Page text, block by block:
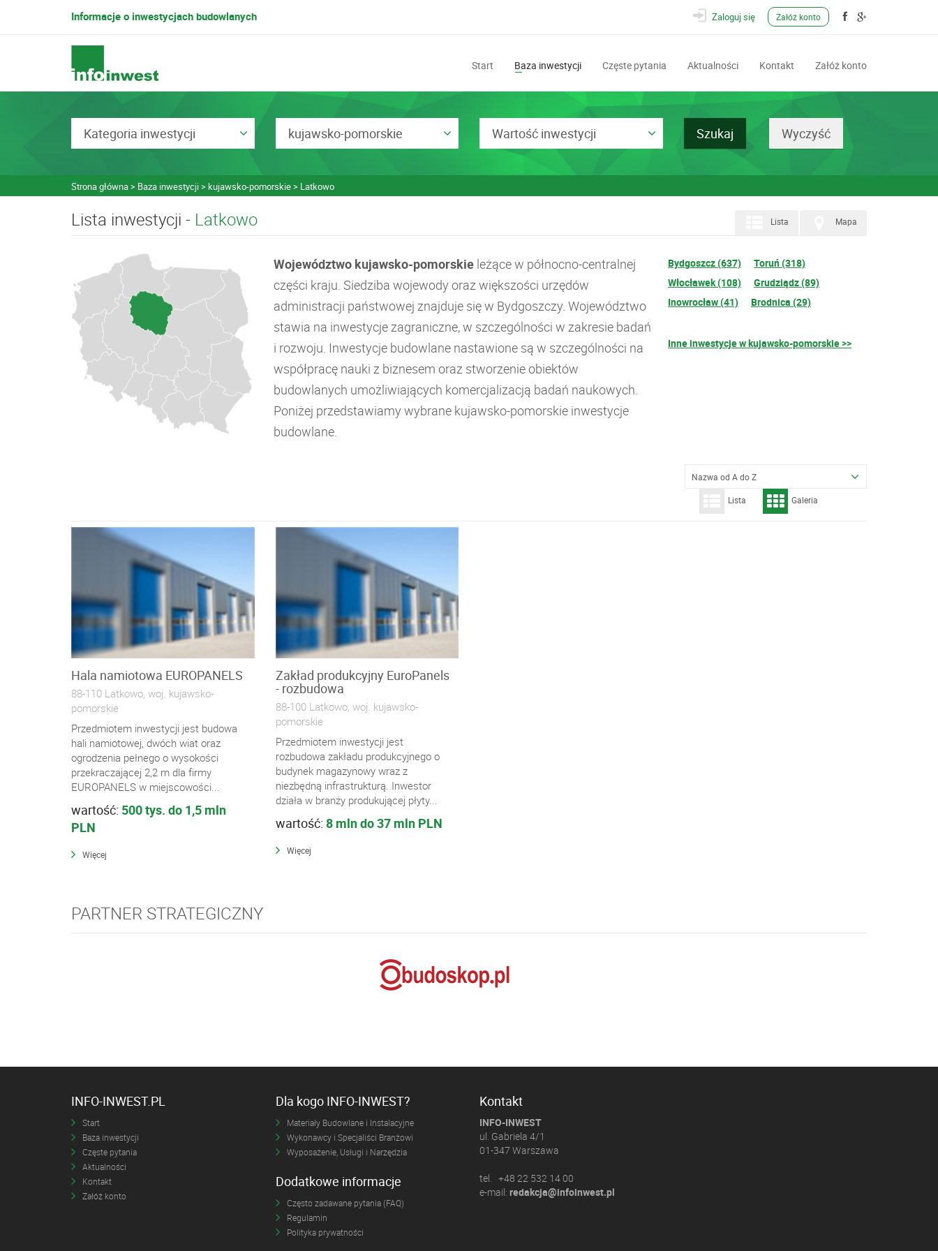
Informacje o inwestycjach budowlanych Zaloguj się Załóż konto
Start Baza inwestycji Częste pytania Aktualności Kontakt Załóż konto
Kategoria inwestycji kujawsko-pomorskie Wartość inwestycji
Strona główna Baza inwestycji kujawsko-pomorskie Latkowo
Lista inwestycji - Latkowo Mapa
Lista
Województwo kujawsko-pomorskie leżące w północno-centralnej
części kraju. Siedziba wojewody oraz większości urzędów
administracji państwowej znajduje się w Bydgoszczy. Województwo
stawia na inwestycje zagraniczne, w szczególności w zakresie badań
i rozwoju. Inwestycje budowlane nastawione są w szczególności na
współpracę nauki z biznesem oraz stworzenie obiektów
budowlanych umożliwiających komercjalizacją badań naukowych.
Poniżej przedstawiamy wybrane kujawsko-pomorskie inwestycje
budowlane.
Bydgoszcz (637)
Toruń (318)
Włocławek (108)
Grudziądz (89)
Inowrocław (41)
Brodnica (29)
Inne inwestycje w kujawsko-pomorskie >>
Nazwa od A do Z
Lista Galeria
Hala namiotowa EUROPANELS
88-110 Latkowo, woj. kujawsko-
pomorskie
Przedmiotem inwestycji jest budowa
hali namiotowej, dwóch wiat oraz
ogrodzenia pełnego o wysokości
przekraczającej 2,2 m dla firmy
EUROPANELS w miejscowości...
wartość: 500 tys. do 1,5 mln
PLN
Więcej
Zakład produkcyjny EuroPanels
- rozbudowa
88-100 Latkowo, woj. kujawsko-
pomorskie
Przedmiotem inwestycji jest
rozbudowa zakładu produkcyjnego o
budynek magazynowy wraz z
niezbędną infrastrukturą. Inwestor
działa w branży produkującej płyty...
wartość: 8 mln do 37 mln PLN
Więcej
PARTNER STRATEGICZNY
INFO-INWEST.PL
Start
Baza inwestycji
Częste pytania
Aktualności
Kontakt
Załóż konto
Dla kogo INFO-INWEST?
Materiały Budowlane i Instalacyjne
Wykonawcy i Specjaliści Branżowi
Wyposażenie, Usługi i Narzędzia
Dodatkowe informacje
Często zadawane pytania (FAQ)
Regulamin
Polityka prywatności
Kontakt
INFO-INWEST
ul. Gabriela 4/1
01-347 Warszawa
tel. +48 22 532 14 00
e-mail: redakcja@infoinwest.pl